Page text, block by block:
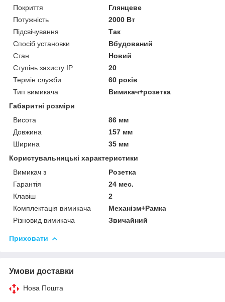
Покриття
Глянцеве
Потужність
2000 Вт
Підсвічування
Так
Спосіб установки
Вбудований
Стан
Новий
Ступінь захисту IP
20
Термін служби
60 років
Тип вимикача
Вимикач+розетка
Габаритні розміри
Висота
86 мм
Довжина
157 мм
Ширина
35 мм
Користувальницькі характеристики
Вимикач з
Розетка
Гарантія
24 мес.
Клавіш
2
Комплектація вимикача
Механізм+Рамка
Різновид вимикача
Звичайний
Приховати
Умови доставки
Нова Пошта